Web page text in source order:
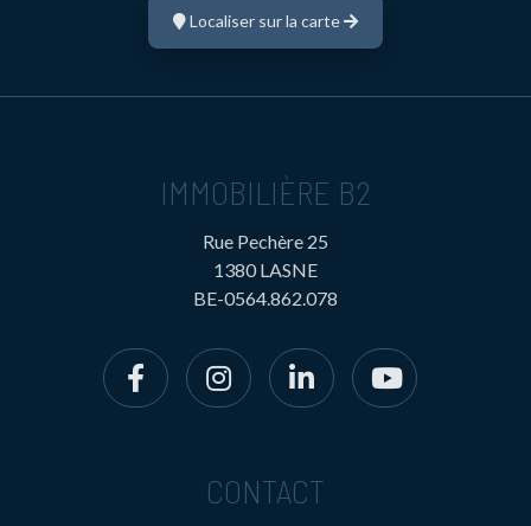
Localiser sur la carte
IMMOBILIÈRE B2
Rue Pechère 25
1380 LASNE
BE-0564.862.078
CONTACT